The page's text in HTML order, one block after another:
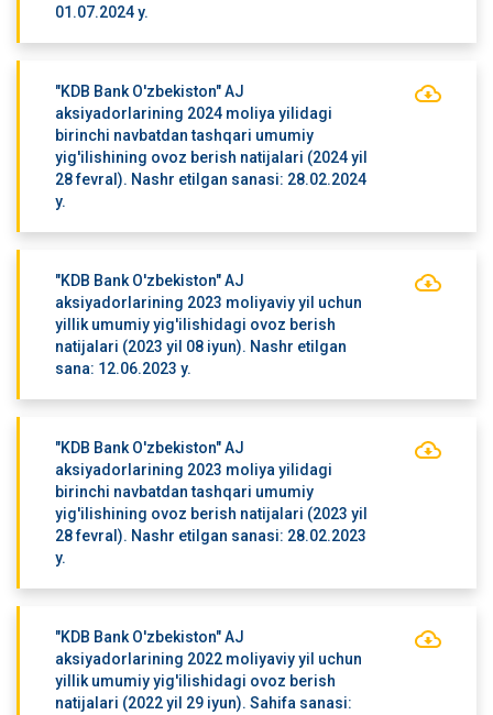
01.07.2024 y.
"KDB Bank O'zbekiston" AJ
aksiyadorlarining 2024 moliya yilidagi
birinchi navbatdan tashqari umumiy
yig'ilishining ovoz berish natijalari (2024 yil
28 fevral). Nashr etilgan sanasi: 28.02.2024
y.
"KDB Bank O'zbekiston" AJ
aksiyadorlarining 2023 moliyaviy yil uchun
yillik umumiy yig'ilishidagi ovoz berish
natijalari (2023 yil 08 iyun). Nashr etilgan
sana: 12.06.2023 y.
"KDB Bank O'zbekiston" AJ
aksiyadorlarining 2023 moliya yilidagi
birinchi navbatdan tashqari umumiy
yig'ilishining ovoz berish natijalari (2023 yil
28 fevral). Nashr etilgan sanasi: 28.02.2023
y.
"KDB Bank O'zbekiston" AJ
aksiyadorlarining 2022 moliyaviy yil uchun
yillik umumiy yig'ilishidagi ovoz berish
natijalari (2022 yil 29 iyun). Sahifa sanasi: